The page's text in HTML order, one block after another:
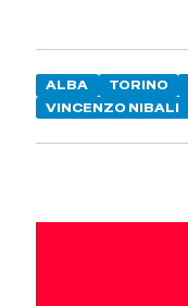
ALBA TORINO
VINCENZO NIBALI